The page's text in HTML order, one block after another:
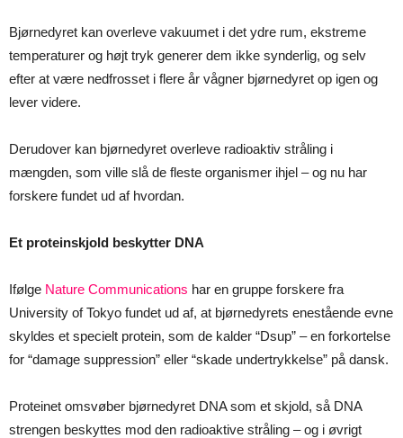
Bjørnedyret kan overleve vakuumet i det ydre rum, ekstreme
temperaturer og højt tryk generer dem ikke synderlig, og selv
efter at være nedfrosset i flere år vågner bjørnedyret op igen og
lever videre.
Derudover kan bjørnedyret overleve radioaktiv stråling i
mængden, som ville slå de fleste organismer ihjel – og nu har
forskere fundet ud af hvordan.
Et proteinskjold beskytter DNA
Ifølge Nature Communications har en gruppe forskere fra
University of Tokyo fundet ud af, at bjørnedyrets enestående evne
skyldes et specielt protein, som de kalder “Dsup” – en forkortelse
for “damage suppression” eller “skade undertrykkelse” på dansk.
Proteinet omsvøber bjørnedyret DNA som et skjold, så DNA
strengen beskyttes mod den radioaktive stråling – og i øvrigt